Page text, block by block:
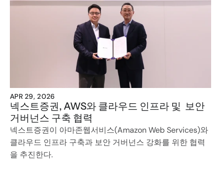
APR 29, 2026
넥스트증권, AWS와 클라우드 인프라 및  보안
거버넌스 구축 협력
넥스트증권이 아마존웹서비스(Amazon Web Services)와
클라우드 인프라 구축과 보안 거버넌스 강화를 위한 협력
을 추진한다.